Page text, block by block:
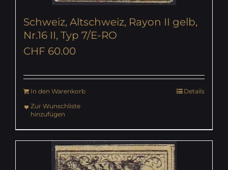
Schweiz, Altschweiz, Rayon II gelb,
Nr.16 II, Typ 7/E-RO
CHF 60.00
In den Warenkorb
Details
Zur Wunschliste
hinzufügen